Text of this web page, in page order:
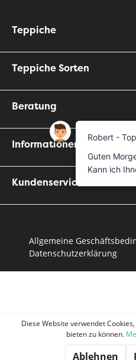
Teppiche
Teppiche Sorten
Beratung
Informationen
Kundenservice
Allgemeine
Datenschutzerklärung
Diese Website verwendet
bieten zu können.
Ablehnen